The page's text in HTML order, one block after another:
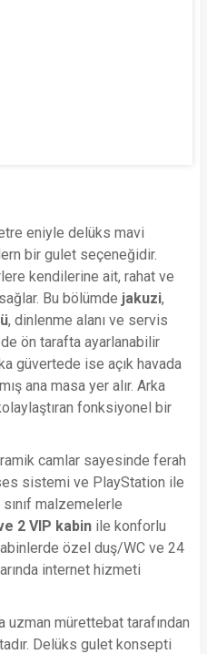
eniyle delüks mavi
bir gulet seçeneğidir.
kendilerine ait, rahat ve
Bu bölümde jakuzi,
, dinlenme alanı ve servis
ön tarafta ayarlanabilir
güvertede ise açık havada
ana masa yer alır. Arka
fonksiyonel bir
camlar sayesinde ferah
ses sistemi ve PlayStation ile
sınıf malzemelerle
2 VIP kabin ile konforlu
özel duş/WC ve 24
internet hizmeti
uzman mürettebat tarafından
Delüks gulet konsepti